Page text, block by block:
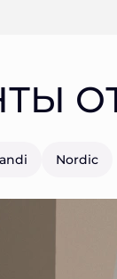
Nordic